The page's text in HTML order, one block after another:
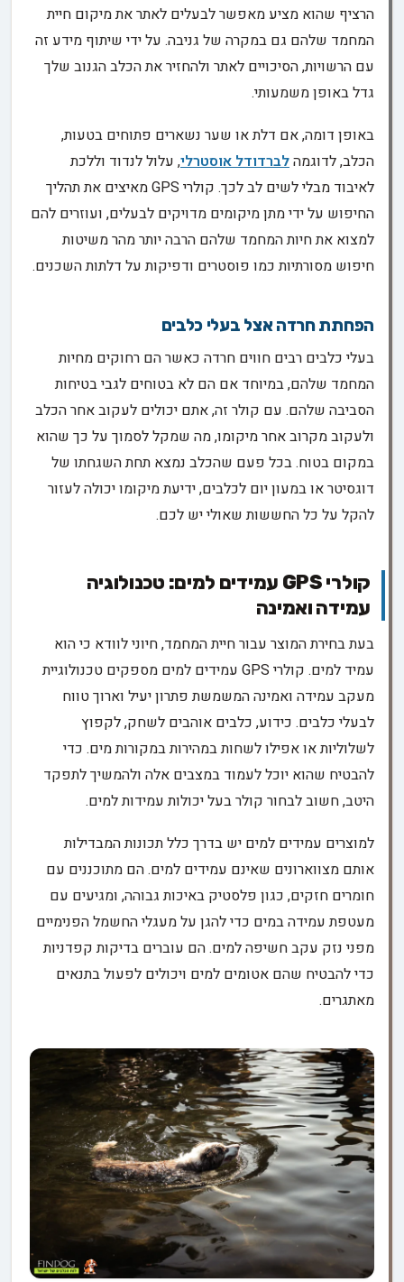
הרציף שהוא מציע מאפשר לבעלים לאתר את מיקום חיית
המחמד שלהם גם במקרה של גניבה. על ידי שיתוף מידע זה
עם הרשויות, הסיכויים לאתר ולהחזיר את הכלב הגנוב שלך
גדל באופן משמעותי.
באופן דומה, אם דלת או שער נשארים פתוחים בטעות,
הכלב, לדוגמהלברדודל אוסטרלי, עלול לנדוד וללכת
לאיבוד מבלי לשים לב לכך. קולרי GPS מאיצים את תהליך
החיפוש על ידי מתן מיקומים מדויקים לבעלים, ועוזרים להם
למצוא את חיות המחמד שלהם הרבה יותר מהר משיטות
חיפוש מסורתיות כמו פוסטרים ודפיקות על דלתות השכנים.
הפחתת חרדה אצל בעלי כלבים
בעלי כלבים רבים חווים חרדה כאשר הם רחוקים מחיות
המחמד שלהם, במיוחד אם הם לא בטוחים לגבי בטיחות
הסביבה שלהם. עם קולר זה, אתם יכולים לעקוב אחר הכלב
ולעקוב מקרוב אחר מיקומו, מה שמקל לסמוך על כך שהוא
במקום בטוח. בכל פעם שהכלב נמצא תחת השגחתו של
דוגסיטר או במעון יום לכלבים, ידיעת מיקומו יכולה לעזור
להקל על כל החששות שאולי יש לכם.
קולרי GPS עמידים למים: טכנולוגיה
עמידה ואמינה
בעת בחירת המוצר עבור חיית המחמד, חיוני לוודא כי הוא
עמיד למים. קולרי GPS עמידים למים מספקים טכנולוגיית
מעקב עמידה ואמינה המשמשת פתרון יעיל וארוך טווח
לבעלי כלבים. כידוע, כלבים אוהבים לשחק, לקפוץ
לשלוליות או אפילו לשחות במהירות במקורות מים. כדי
להבטיח שהוא יוכל לעמוד במצבים אלה ולהמשיך לתפקד
היטב, חשוב לבחור קולר בעל יכולות עמידות למים.
למוצרים עמידים למים יש בדרך כלל תכונות המבדילות
אותם מצווארונים שאינם עמידים למים. הם מתוכננים עם
חומרים חזקים, כגון פלסטיק באיכות גבוהה, ומגיעים עם
מעטפת עמידה במים כדי להגן על מעגלי החשמל הפנימיים
מפני נזק עקב חשיפה למים. הם עוברים בדיקות קפדניות
כדי להבטיח שהם אטומים למים ויכולים לפעול בתנאים
מאתגרים.